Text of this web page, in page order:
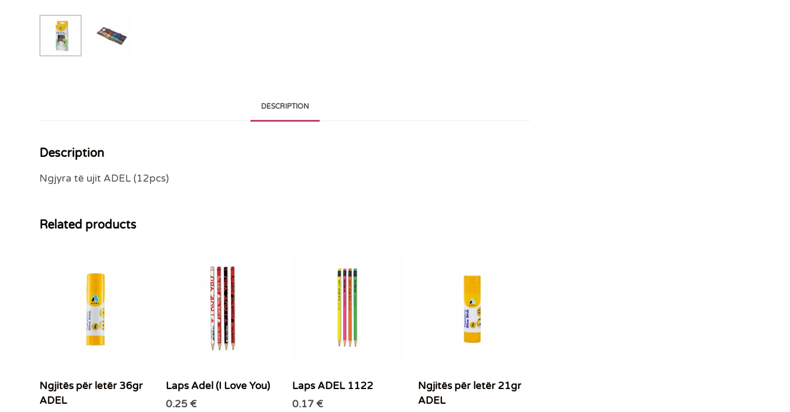
DESCRIPTION
Description
Ngjyra të ujit ADEL (12pcs)
Related products
Ngjitës për letër 36gr
ADEL
Laps Adel (I Love You)
0.25€
Laps ADEL 1122
0.17€
Ngjitës për letër 21gr
ADEL